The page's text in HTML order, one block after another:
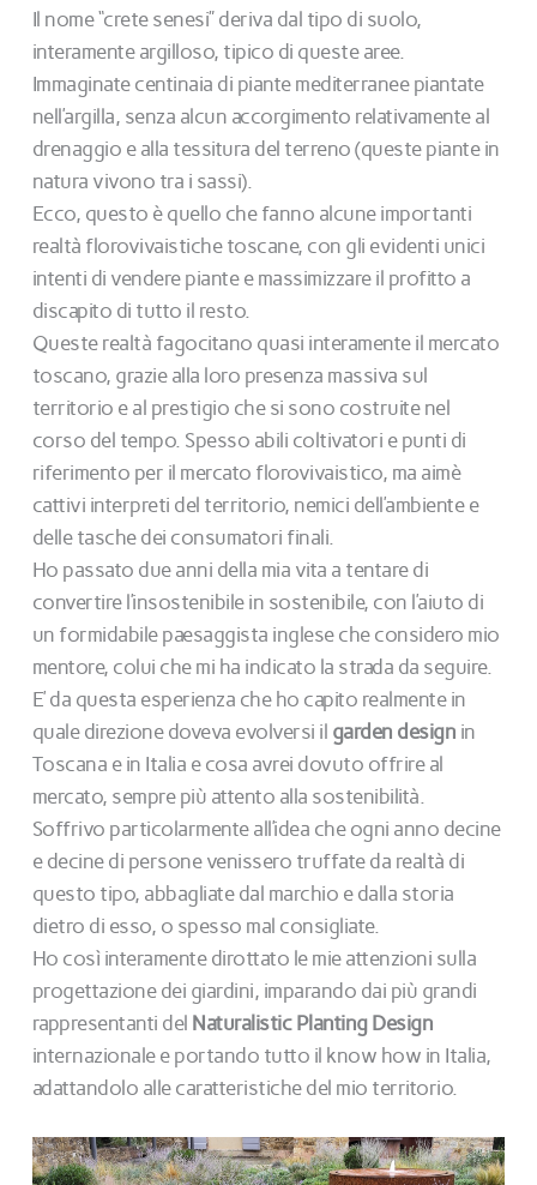
Il nome “crete senesi” deriva dal tipo di suolo,
interamente argilloso, tipico di queste aree.
Immaginate centinaia di piante mediterranee piantate
nell’argilla, senza alcun accorgimento relativamente al
drenaggio e alla tessitura del terreno (queste piante in
natura vivono tra i sassi).
Ecco, questo è quello che fanno alcune importanti
realtà florovivaistiche toscane, con gli evidenti unici
intenti di vendere piante e massimizzare il profitto a
discapito di tutto il resto.
Queste realtà fagocitano quasi interamente il mercato
toscano, grazie alla loro presenza massiva sul
territorio e al prestigio che si sono costruite nel
corso del tempo. Spesso abili coltivatori e punti di
riferimento per il mercato florovivaistico, ma aimè
cattivi interpreti del territorio, nemici dell’ambiente e
delle tasche dei consumatori finali.
Ho passato due anni della mia vita a tentare di
convertire l’insostenibile in sostenibile, con l’aiuto di
un formidabile paesaggista inglese che considero mio
mentore, colui che mi ha indicato la strada da seguire.
E’ da questa esperienza che ho capito realmente in
quale direzione doveva evolversi il garden design in
Toscana e in Italia e cosa avrei dovuto offrire al
mercato, sempre più attento alla sostenibilità.
Soffrivo particolarmente all’idea che ogni anno decine
e decine di persone venissero truffate da realtà di
questo tipo, abbagliate dal marchio e dalla storia
dietro di esso, o spesso mal consigliate.
Ho così interamente dirottato le mie attenzioni sulla
progettazione dei giardini, imparando dai più grandi
rappresentanti del Naturalistic Planting Design
internazionale e portando tutto il know how in Italia,
adattandolo alle caratteristiche del mio territorio.